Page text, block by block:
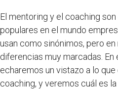
El mentoring y el coaching
populares en el mundo
usan como sinónimos, pero
diferencias muy marcadas. En
echaremos un vistazo a lo que
coaching, y veremos cuál es